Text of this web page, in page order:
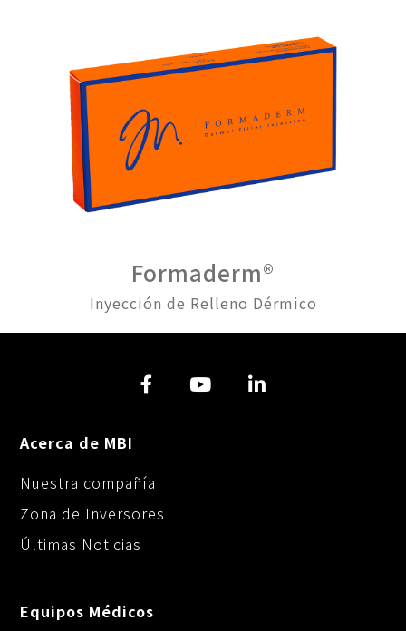
Formaderm®
Inyección de Relleno Dérmico
Acerca de MBI
Nuestra compañía
Zona de Inversores
Últimas Noticias
Equipos Médicos